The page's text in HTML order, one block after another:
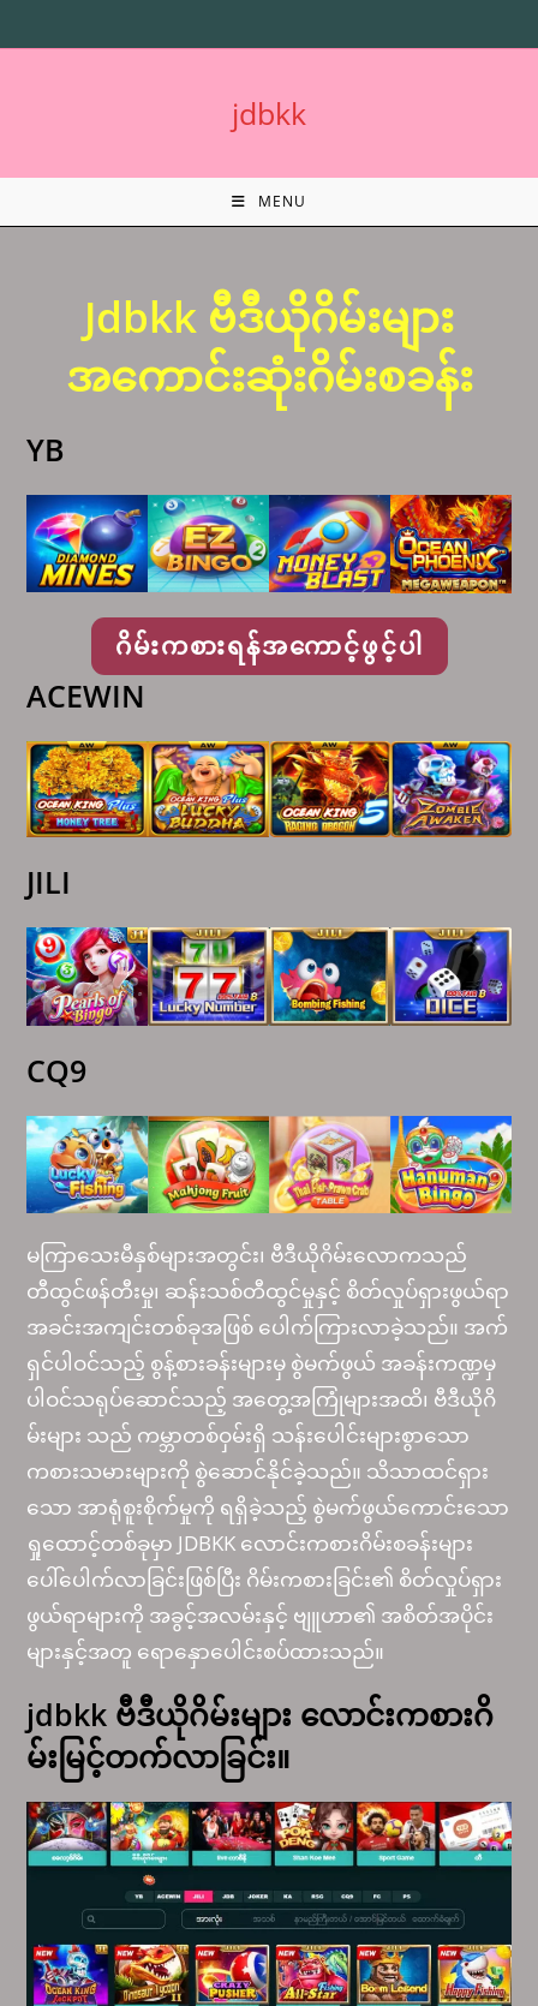
to
jdbkk
MENU
Jdbkk ဗီဒီယိုဂိမ်းများ
အကောင်းဆုံးဂိမ်းစခန်း
YB
ဂိမ်းကစားရန်အကောင့်ဖွင့်ပါ
ACEWIN
JILI
CQ9
မကြာသေးမီနှစ်များအတွင်း၊ ဗီဒီယိုဂိမ်းလောကသည်
တီထွင်ဖန်တီးမှု၊ ဆန်းသစ်တီထွင်မှုနှင့် စိတ်လှုပ်ရှားဖွယ်ရာ
အခင်းအကျင်းတစ်ခုအဖြစ် ပေါက်ကြားလာခဲ့သည်။ အက်
ရှင်ပါဝင်သည့် စွန့်စားခန်းများမှ စွဲမက်ဖွယ် အခန်းကဏ္ဍမှ
ပါဝင်သရုပ်ဆောင်သည့် အတွေ့အကြုံများအထိ၊ ဗီဒီယိုဂိ
မ်းများ သည် ကမ္ဘာတစ်ဝှမ်းရှိ သန်းပေါင်းများစွာသော
ကစားသမားများကို စွဲဆောင်နိုင်ခဲ့သည်။ သိသာထင်ရှား
သော အာရုံစူးစိုက်မှုကို ရရှိခဲ့သည့် စွဲမက်ဖွယ်ကောင်းသော
ရှုထောင့်တစ်ခုမှာ JDBKK လောင်းကစားဂိမ်းစခန်းများ
ပေါ်ပေါက်လာခြင်းဖြစ်ပြီး ဂိမ်းကစားခြင်း၏ စိတ်လှုပ်ရှား
ဖွယ်ရာများကို အခွင့်အလမ်းနှင့် ဗျူဟာ၏ အစိတ်အပိုင်း
များနှင့်အတူ ရောနှောပေါင်းစပ်ထားသည်။
jdbkk ဗီဒီယိုဂိမ်းများ လောင်းကစားဂိ
မ်းမြင့်တက်လာခြင်း။